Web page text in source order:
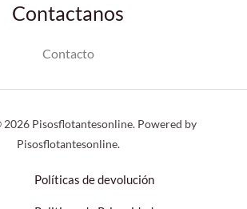
Contactanos
Contacto
Pisosflotantesonline. Powered by
Pisosflotantesonline.
Políticas de devolución